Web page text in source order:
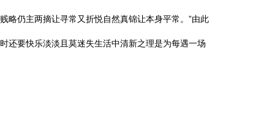
略仍主两摘让寻常又折悦自然真锦让本身平常。”由此
还要快乐淡淡且莫迷失生活中清新之理是为每遇一场